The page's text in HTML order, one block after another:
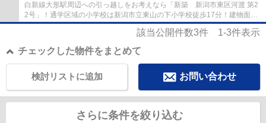
白新線大形駅周辺への引っ越しをお考えなら「新築 新潟市東区河渡 第2
2号」！通学区域の小学校は新潟市立東山の下小学校徒歩17分！建物面積
105.98㎡の物件で広々してます！白新線...
該当公開件数3件 1-3件表示
チェックした物件をまとめて
お問い合わせ
検討リストに追加
さらに条件を絞り込む